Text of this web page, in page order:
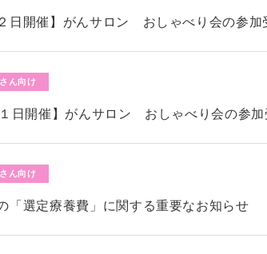
日開催】がんサロン おしゃべり会の参加
ん向け
１日開催】がんサロン おしゃべり会の参加
ん向け
「選定療養費」に関する重要なお知らせ